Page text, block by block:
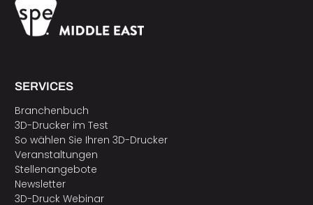
SERVICES
Branchenbuch
3D-Drucker im Test
So wählen Sie Ihren 3D-Drucker
Veranstaltungen
Stellenangebote
Newsletter
3D-Druck Webinar